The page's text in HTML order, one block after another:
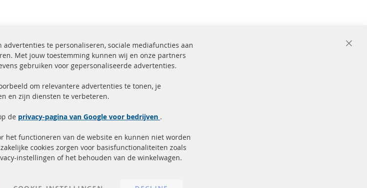
gehomologeerd met e-markering
Kundenservice
Betaalmethoden
Verzendingskosten
AGB
Annuleringsvoorwaarden
Close
advertenties te personaliseren, sociale mediafuncties aan
Met jouw toestemming kunnen wij en onze partners
gebruiken voor gepersonaliseerde advertenties.
om relevantere advertenties te tonen, je
en zijn diensten te verbeteren.
de privacy-pagina van Google voor bedrijven .
het functioneren van de website en kunnen niet worden
cookies zorgen voor basisfunctionaliteiten zoals
instellingen of het behouden van de winkelwagen.